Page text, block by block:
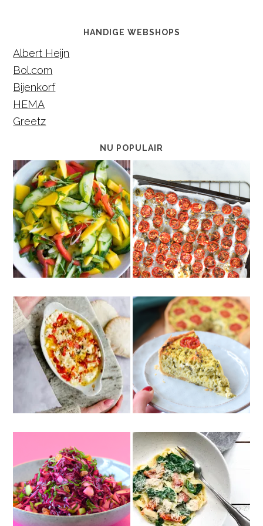
HANDIGE WEBSHOPS
Albert Heijn
Bol.com
Bijenkorf
HEMA
Greetz
NU POPULAIR